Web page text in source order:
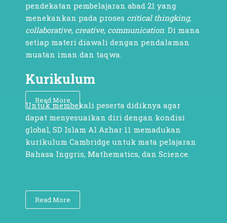
pendekatan pembelajaran abad 21 yang
menekankan pada proses critical thingking,
collaborative, creative, communication. Di mana
setiap materi diawali dengan pendalaman
muatan iman dan taqwa.
Read More
Kurikulum
Untuk membekali peserta didiknya agar
dapat menyesuaikan diri dengan kondisi
global, SD Islam Al Azhar 11 memadukan
kurikulum Cambridge untuk mata pelajaran
Bahasa Inggris, Mathematics, dan Science.
Read More